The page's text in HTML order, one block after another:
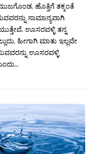
ಹೊತ್ತಿಗೆ ತಕ್ಕಂತೆ
ಸಾಮಾನ್ಯವಾಗಿ
ಊಸರವಳ್ಳಿ ತನ್ನ
ಹೀಗಾಗಿ ಮಾತು ಇಲ್ಲವೇ
ಊಸರವಳ್ಳಿ